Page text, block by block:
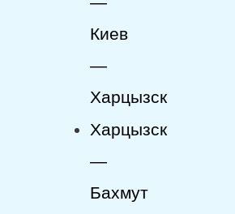
Киев
—
Харцызск
Харцызск
—
Бахмут